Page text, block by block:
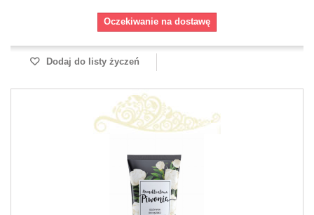
Oczekiwanie na dostawę
Dodaj do listy życzeń